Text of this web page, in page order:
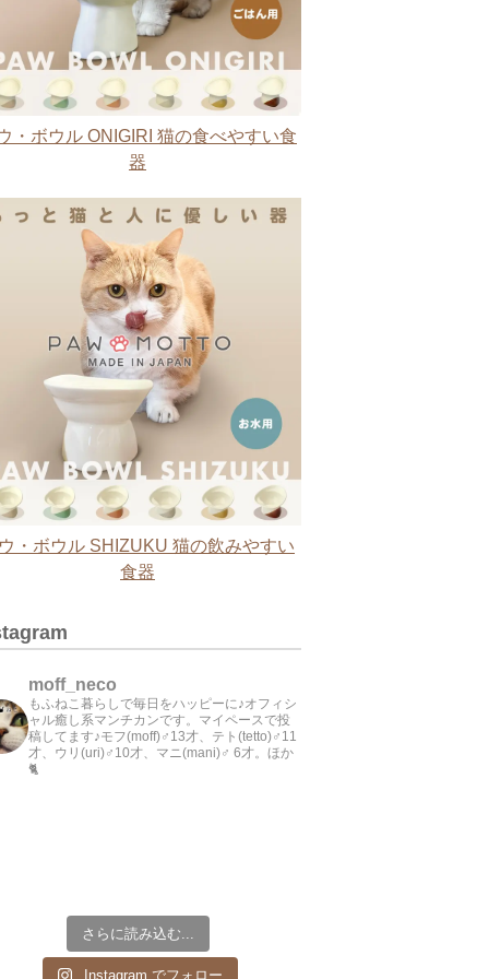
・ボウル ONIGIRI 猫の食べやすい食
器
・ボウル SHIZUKU 猫の飲みやすい
食器
moff_neco
もふねこ暮らしで毎日をハッピーに♪オフィシ
ャル癒し系マンチカンです。マイペースで投
稿してます♪モフ(moff)♂13才、テト(tetto)♂11
才、ウリ(uri)♂10才、マニ(mani)♂ 6才。ほか
🐈
さらに読み込む...
Instagram でフォロー